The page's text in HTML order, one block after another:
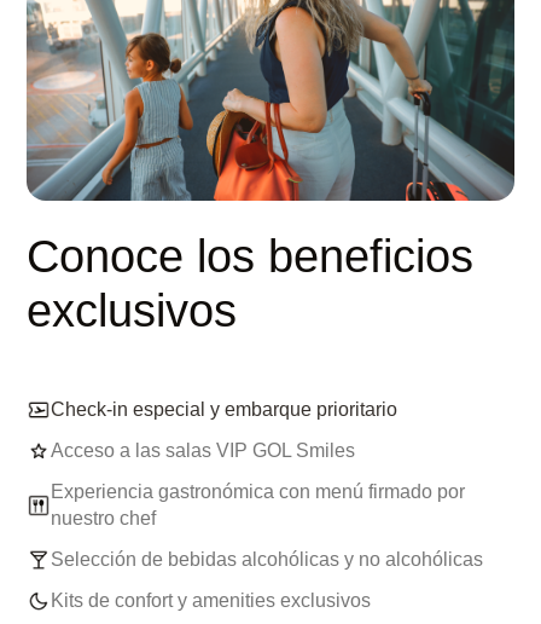
Conoce los beneficios
Check-in especial y embarque prioritario
Acceso a las salas VIP GOL Smiles
nuestro chef
Selección de bebidas alcohólicas y no alcohólicas